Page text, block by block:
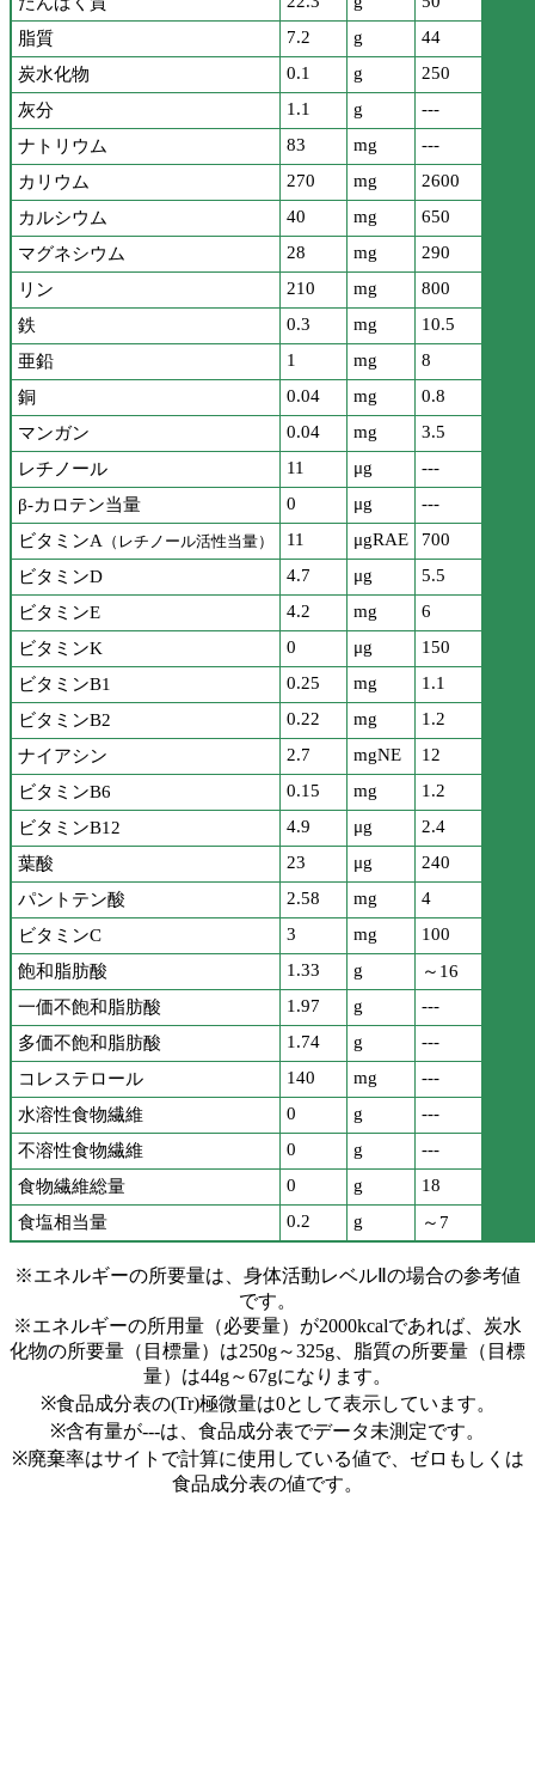
脂質
7.2 g
44
炭水化物
0.1 g
250
灰分
1.1 g
---
ナトリウム
83 mg
---
カリウム
270 mg
2600
カルシウム
40 mg
650
マグネシウム
28 mg
290
リン
210 mg
800
鉄
0.3 mg
10.5
亜鉛
1 mg
8
銅
0.04 mg
0.8
マンガン
0.04 mg
3.5
レチノール
11 μg
---
β-カロテン当量
0 μg
---
ビタミンA （レチノール活性当量） 11 μgRAE
700
ビタミンD
4.7 μg
5.5
ビタミンE
4.2 mg
6
ビタミンK
0 μg
150
ビタミンB1
0.25 mg
1.1
ビタミンB2
0.22 mg
1.2
ナイアシン
2.7 mgNE
12
ビタミンB6
0.15 mg
1.2
ビタミンB12
4.9 μg
2.4
葉酸
23 μg
240
パントテン酸
2.58 mg
4
ビタミンC
3 mg
100
飽和脂肪酸
1.33 g
～16
一価不飽和脂肪酸
1.97 g
---
多価不飽和脂肪酸
1.74 g
---
コレステロール
140 mg
---
水溶性食物繊維
0 g
---
不溶性食物繊維
0 g
---
食物繊維総量
0 g
18
食塩相当量
0.2 g ～7
※エネルギーの所要量は、身体活動レベルⅡの場合の参考値
です。
※エネルギーの所用量（必要量）が2000kcalであれば、炭水
化物の所要量（目標量）は250g～325g、脂質の所要量（目標
量）は44g～67gになります。
※食品成分表の(Tr)極微量は0として表示しています。
※含有量が---は、食品成分表でデータ未測定です。
※廃棄率はサイトで計算に使用している値で、ゼロもしくは
食品成分表の値です。